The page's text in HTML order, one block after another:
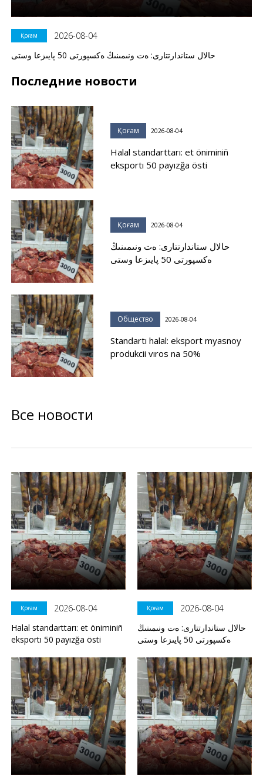
Қоғам
2026-08-04
حالال ستاندارتتارى: ەت ونىمىنىڭ ەكسپورتى 50 پايىزعا وستى
Последние новости
Қоғам 2026-08-04
Halal standarttarı: et öniminiñ
eksportı 50 payızğa östi
Қоғам 2026-08-04
حالال ستاندارتتارى: ەت ونىمىنىڭ
ەكسپورتى 50 پايىزعا وستى
Общество 2026-08-04
Standartı halal: eksport myasnoy
produkcii vıros na 50%
Все новости
Қоғам
2026-08-04
Halal standarttarı: et öniminiñ
eksportı 50 payızğa östi
Қоғам
2026-08-04
حالال ستاندارتتارى: ەت ونىمىنىڭ
ەكسپورتى 50 پايىزعا وستى